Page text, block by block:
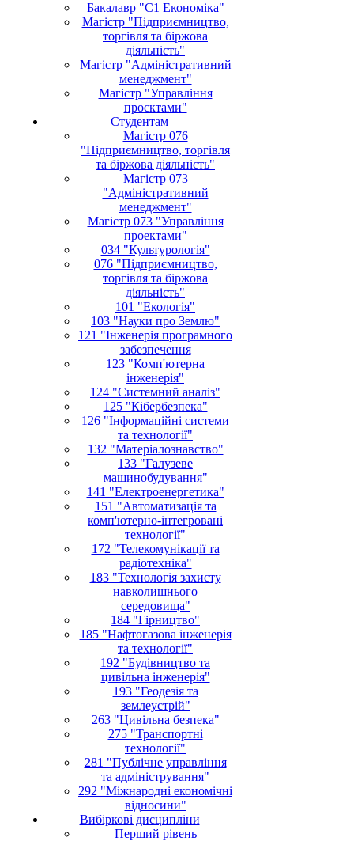
Бакалавр "С1 Економіка"
Магістр "Підприємництво,
торгівля та біржова
діяльність"
Магістр "Адміністративний
менеджмент"
Магістр "Управління
проєктами"
Студентам
Магістр 076
"Підприємництво, торгівля
та біржова діяльність"
Магістр 073
"Адміністративний
менеджмент"
Магістр 073 "Управління
проектами"
034 "Культурологія"
076 "Підприємництво,
торгівля та біржова
діяльність"
101 "Екологія"
103 "Науки про Землю"
121 "Інженерія програмного
забезпечення
123 "Комп'ютерна
інженерія"
124 "Системний аналіз"
125 "Кібербезпека"
126 "Інформаційні системи
та технології"
132 "Матеріалознавство"
133 "Галузеве
машинобудування"
141 "Електроенергетика"
151 "Автоматизація та
комп'ютерно-інтегровані
технології"
172 "Телекомунікації та
радіотехніка"
183 "Технологія захисту
навколишнього
середовища"
184 "Гірництво"
185 "Нафтогазова інженерія
та технології"
192 "Будівництво та
цивільна інженерія"
193 "Геодезія та
землеустрій"
263 "Цивільна безпека"
275 "Транспортні
технології"
281 "Публічне управління
та адміністрування"
292 "Міжнародні економічні
відносини"
Вибіркові дисципліни
Перший рівень